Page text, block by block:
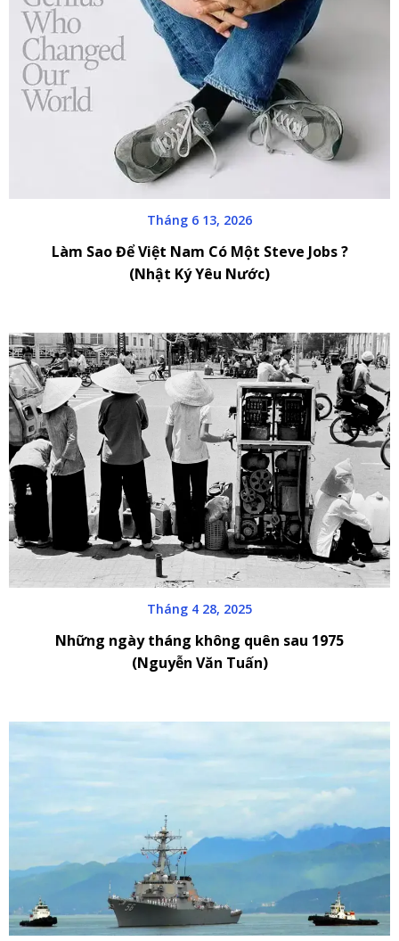
Tháng 6 13, 2026
Làm Sao Để Việt Nam Có Một Steve Jobs ?
(Nhật Ký Yêu Nước)
Tháng 4 28, 2025
Những ngày tháng không quên sau 1975
(Nguyễn Văn Tuấn)